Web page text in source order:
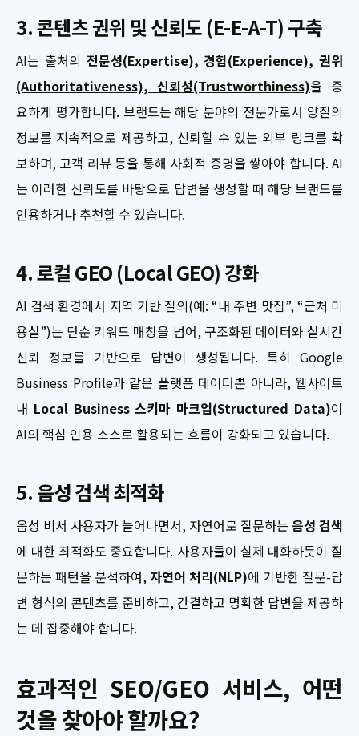
3. 콘텐츠 권위 및 신뢰도 (E-E-A-T) 구축
AI는 출처의 전문성(Expertise), 경험(Experience), 권위
(Authoritativeness), 신뢰성(Trustworthiness)을 중
요하게 평가합니다. 브랜드는 해당 분야의 전문가로서 양질의
정보를 지속적으로 제공하고, 신뢰할 수 있는 외부 링크를 확
보하며, 고객 리뷰 등을 통해 사회적 증명을 쌓아야 합니다. AI
는 이러한 신뢰도를 바탕으로 답변을 생성할 때 해당 브랜드를
인용하거나 추천할 수 있습니다.
4. 로컬 GEO (Local GEO) 강화
AI 검색 환경에서 지역 기반 질의(예: “내 주변 맛집”, “근처 미
용실”)는 단순 키워드 매칭을 넘어, 구조화된 데이터와 실시간
신뢰 정보를 기반으로 답변이 생성됩니다. 특히 Google
Business Profile과 같은 플랫폼 데이터뿐 아니라, 웹사이트
내 Local Business 스키마 마크업(Structured Data)이
AI의 핵심 인용 소스로 활용되는 흐름이 강화되고 있습니다.
5. 음성 검색 최적화
음성 비서 사용자가 늘어나면서, 자연어로 질문하는 음성 검색
에 대한 최적화도 중요합니다. 사용자들이 실제 대화하듯이 질
문하는 패턴을 분석하여, 자연어 처리(NLP)에 기반한 질문-답
변 형식의 콘텐츠를 준비하고, 간결하고 명확한 답변을 제공하
는 데 집중해야 합니다.
효과적인 SEO/GEO 서비스, 어떤
것을 찾아야 할까요?